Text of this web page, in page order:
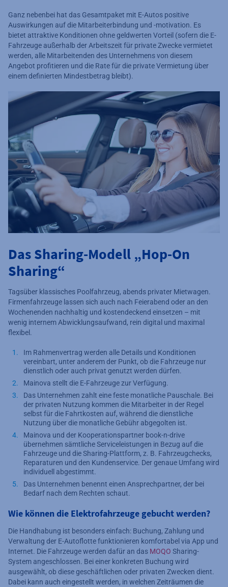
Ganz nebenbei hat das Gesamtpaket mit E-Autos positive
Auswirkungen auf die Mitarbeiterbindung und -motivation. Es
bietet attraktive Konditionen ohne geldwerten Vorteil (sofern die E-
Fahrzeuge außerhalb der Arbeitszeit für private Zwecke vermietet
werden, alle Mitarbeitenden des Unternehmens von diesem
Angebot profitieren und die Rate für die private Vermietung über
einem definierten Mindestbetrag bleibt).
Das Sharing-Modell „Hop-On
Sharing“
Tagsüber klassisches Poolfahrzeug, abends privater Mietwagen.
Firmenfahrzeuge lassen sich auch nach Feierabend oder an den
Wochenenden nachhaltig und kostendeckend einsetzen – mit
wenig internem Abwicklungsaufwand, rein digital und maximal
flexibel.
Im Rahmenvertrag werden alle Details und Konditionen
vereinbart, unter anderem der Punkt, ob die Fahrzeuge nur
dienstlich oder auch privat genutzt werden dürfen.
Mainova stellt die E-Fahrzeuge zur Verfügung.
Das Unternehmen zahlt eine feste monatliche Pauschale. Bei
der privaten Nutzung kommen die Mitarbeiter in der Regel
selbst für die Fahrtkosten auf, während die dienstliche
Nutzung über die monatliche Gebühr abgegolten ist.
Mainova und der Kooperationspartner book-n-drive
übernehmen sämtliche Serviceleistungen in Bezug auf die
Fahrzeuge und die Sharing-Plattform, z. B. Fahrzeugchecks,
Reparaturen und den Kundenservice. Der genaue Umfang wird
individuell abgestimmt.
Das Unternehmen benennt einen Ansprechpartner, der bei
Bedarf nach dem Rechten schaut.
Wie können die Elektrofahrzeuge gebucht werden?
Die Handhabung ist besonders einfach: Buchung, Zahlung und
Verwaltung der E-Autoflotte funktionieren komfortabel via App und
Internet. Die Fahrzeuge werden dafür an das MOQO Sharing-
System angeschlossen. Bei einer konkreten Buchung wird
ausgewählt, ob diese geschäftlichen oder privaten Zwecken dient.
Dabei kann auch eingestellt werden, in welchen Zeiträumen die